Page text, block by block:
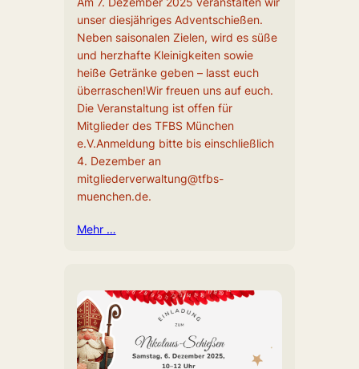
unser diesjähriges Adventschießen.
Neben saisonalen Zielen, wird es süße
und herzhafte Kleinigkeiten sowie
heiße Getränke geben – lasst euch
überraschen!Wir freuen uns auf euch.
Die Veranstaltung ist offen für
Mitglieder des TFBS München
e.V.Anmeldung bitte bis einschließlich
4. Dezember an
mitgliederverwaltung@tfbs-
muenchen.de.
Mehr …